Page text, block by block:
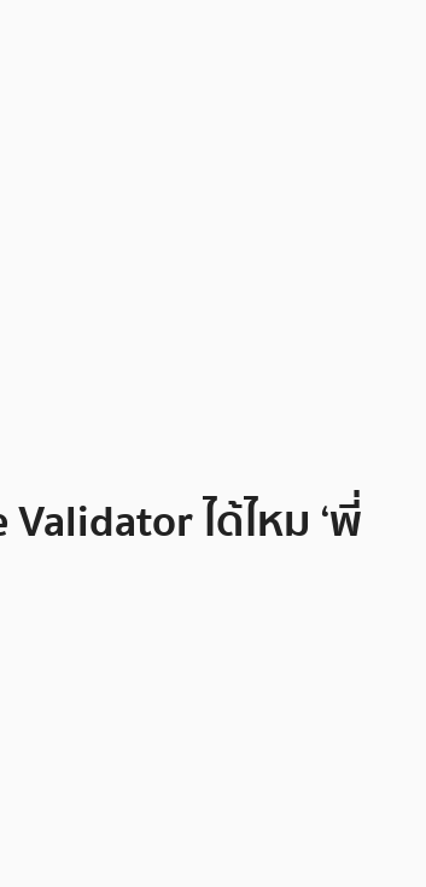
ได้ไหม ‘พี่